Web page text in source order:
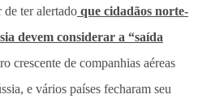
de ter alertado que cidadãos norte-
devem considerar a “saída
crescente de companhias aéreas
e vários países fecharam seu